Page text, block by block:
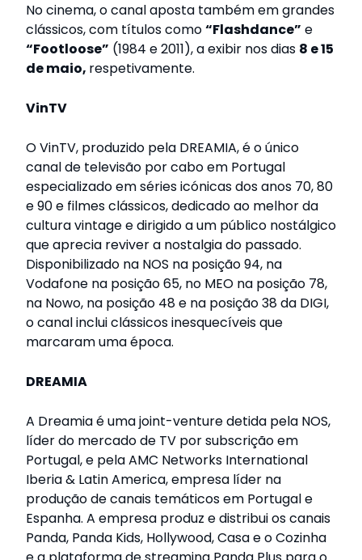
No cinema, o canal aposta também em grandes
clássicos, com títulos como“Flashdance” e
“Footloose” (1984 e 2011), a exibir nos dias 8 e 15
de maio, respetivamente.
VinTV
O VinTV, produzido pela DREAMIA, é o único
canal de televisão por cabo em Portugal
especializado em séries icónicas dos anos 70, 80
e 90 e filmes clássicos, dedicado ao melhor da
cultura vintage e dirigido a um público nostálgico
que aprecia reviver a nostalgia do passado.
Disponibilizado na NOS na posição 94, na
Vodafone na posição 65, no MEO na posição 78,
na Nowo, na posição 48 e na posição 38 da DIGI,
o canal inclui clássicos inesquecíveis que
marcaram uma época.
DREAMIA
A Dreamia é uma joint-venture detida pela NOS,
líder do mercado de TV por subscrição em
Portugal, e pela AMC Networks International
Iberia & Latin America, empresa líder na
produção de canais temáticos em Portugal e
Espanha. A empresa produz e distribui os canais
Panda, Panda Kids, Hollywood, Casa e o Cozinha